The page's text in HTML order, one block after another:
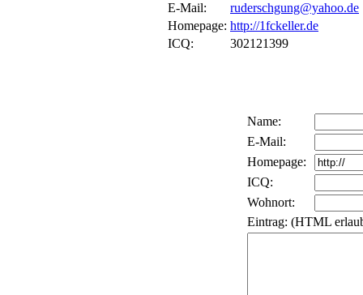
E-Mail:
ruderschgung@yahoo.de
Homepage: http://1fckeller.de
ICQ:
302121399
Name:
E-Mail:
Homepage:
ICQ:
Wohnort:
Eintrag: (HTML